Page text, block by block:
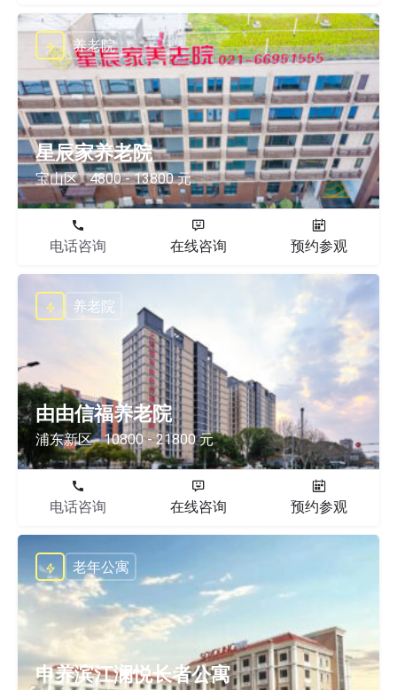
星辰家养老院
宝山区 4800 - 13800 元
养老院
电话咨询 在线咨询 预约参观
由由信福养老院
浦东新区 10800 - 21800 元
养老院
电话咨询 在线咨询 预约参观
申养滨江澜悦长者公寓
老年公寓